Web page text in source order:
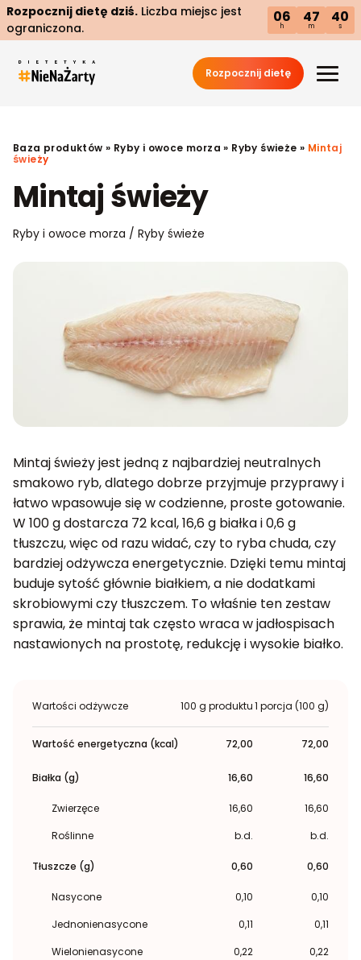
Rozpocznij dietę dziś. Liczba miejsc jest
ograniczona.
06
h
47
m
40
s
Rozpocznij dietę
Baza produktów » Ryby i owoce morza » Ryby świeże » Mintaj
świeży
Mintaj świeży
Ryby i owoce morza / Ryby świeże
Mintaj świeży jest jedną z najbardziej neutralnych
smakowo ryb, dlatego dobrze przyjmuje przyprawy i
łatwo wpasowuje się w codzienne, proste gotowanie.
W 100 g dostarcza 72 kcal, 16,6 g białka i 0,6 g
tłuszczu, więc od razu widać, czy to ryba chuda, czy
bardziej odżywcza energetycznie. Dzięki temu mintaj
buduje sytość głównie białkiem, a nie dodatkami
skrobiowymi czy tłuszczem. To właśnie ten zestaw
sprawia, że mintaj tak często wraca w jadłospisach
nastawionych na prostotę, redukcję i wysokie białko.
Wartości odżywcze 100 g produktu1 porcja (100 g)
Wartość energetyczna (kcal) 72,00 72,00
Białka (g) 16,60 16,60
Zwierzęce 16,60
16,60
Roślinne
b.d. b.d.
Tłuszcze (g) 0,60 0,60
Nasycone 0,10
0,10
Jednonienasycone
0,11
0,11
Wielonienasycone
0,22 0,22